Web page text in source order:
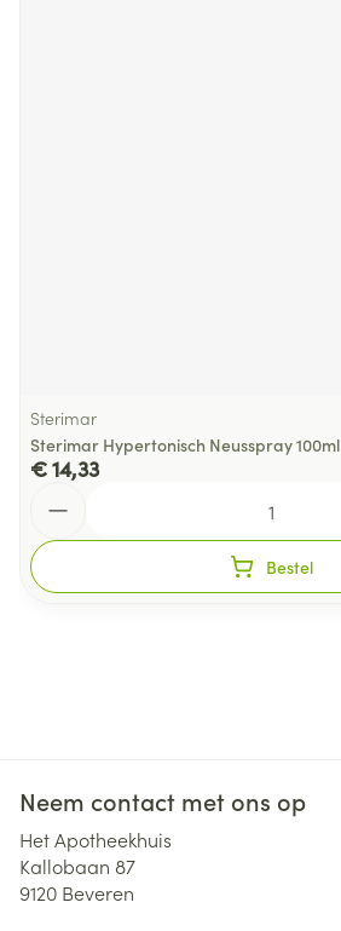
Sterimar
Sterimar Hypertonisch Neusspray 100ml
€ 14,33
Bestel
Neem contact met ons op
Het Apotheekhuis
Kallobaan 87
9120 Beveren